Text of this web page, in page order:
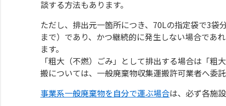
談する方法もあります。
ただし、排出元一箇所につき、70Lの指定袋で3
まで）であり、かつ継続的に発生しない場合であ
ます。
「粗大（不燃）ごみ」として排出する場合は「
搬については、一般廃棄物収集運搬許可業者へ委
事業系一般廃棄物を自分で運ぶ場合は、必ず各施